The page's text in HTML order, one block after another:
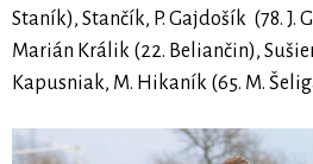
Staník), Stančík, P. Gajdošík (78. J.
Marián Králik (22. Beliančin),
Kapusniak, M. Hikaník (65. M.